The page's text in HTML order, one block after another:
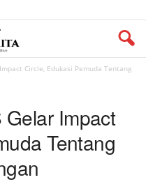
Impact Circle, Edukasi Pemuda Tentang
Impact
Tentang